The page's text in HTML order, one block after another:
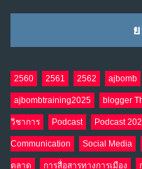
9
NO COMMENTS
10 อินโดนีเซีย กับเกมอ
เม.ย. 19, 2026
NO COMMENTS
2560 2561 2562 ajbomb
ajbombtraining2025 blogger
วิชาการ Podcast Podcast
Communication Social Media
ตลาด การสื่อสารทางการเมือง